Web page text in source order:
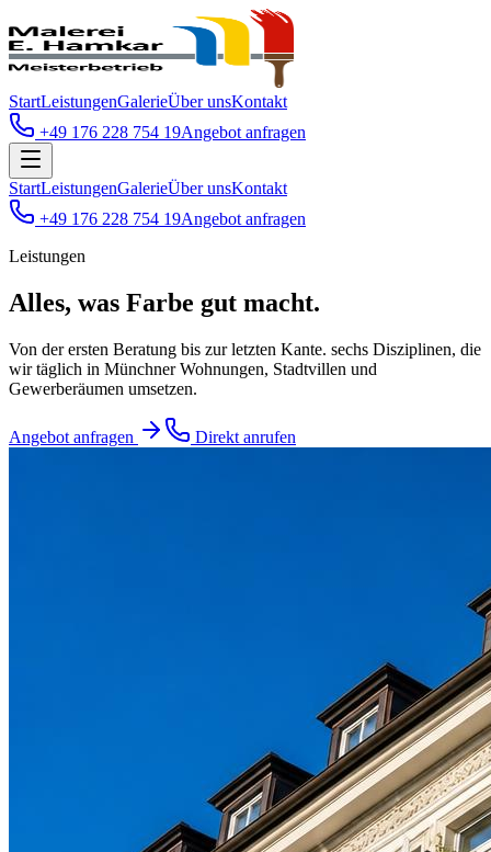
StartLeistungenGalerieÜber unsKontakt
+49 176 228 754 19Angebot anfragen
StartLeistungenGalerieÜber unsKontakt
+49 176 228 754 19Angebot anfragen
Leistungen
Alles, was Farbe gut macht.
Von der ersten Beratung bis zur letzten Kante. sechs Disziplinen, die
wir täglich in Münchner Wohnungen, Stadtvillen und
Gewerberäumen umsetzen.
Angebot anfragen Direkt anrufen